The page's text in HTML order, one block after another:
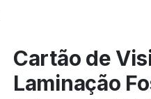
Cartão de
Laminação